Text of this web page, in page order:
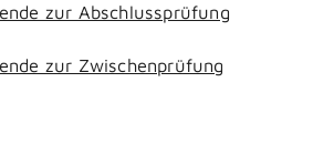
zur Abschlussprüfung
zur Zwischenprüfung